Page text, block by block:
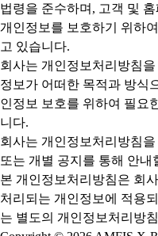
법령을 준수하며, 고객 및
개인정보를 보호하기 위하
고 있습니다.
회사는 개인정보처리방침
정보가 어떠한 목적과 방식
인정보 보호를 위하여 필요
니다.
회사는 개인정보처리방침
또는 개별 공지를 통해 안내
본 개인정보처리방침은 회
처리되는 개인정보에 적용
는 별도의 개인정보처리방